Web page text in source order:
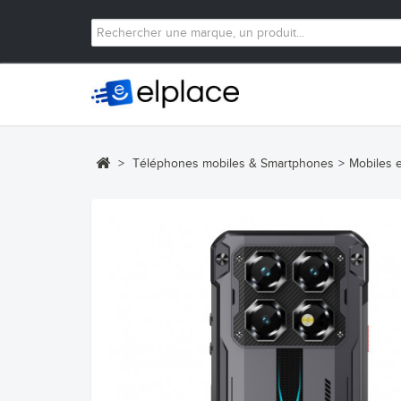
> Téléphones mobiles & Smartphones > Mobiles